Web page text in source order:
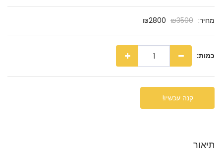
מחיר: ₪3500
₪2800
כמות:
קנה עכשיו!
תיאור